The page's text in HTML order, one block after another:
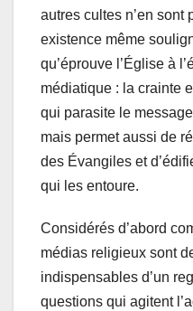
autres cultes n’en sont
existence même
qu’éprouve l’Église à
médiatique : la crainte
qui parasite le
mais permet aussi de
des Évangiles et
qui les entoure.
Considérés d’abord
médias religieux sont
indispensables d’un
questions qui agitent